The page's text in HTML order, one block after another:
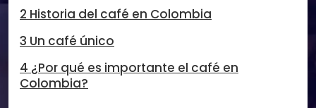
2 Historia del café en Colombia
3 Un café único
4 ¿Por qué es importante el café en
Colombia?